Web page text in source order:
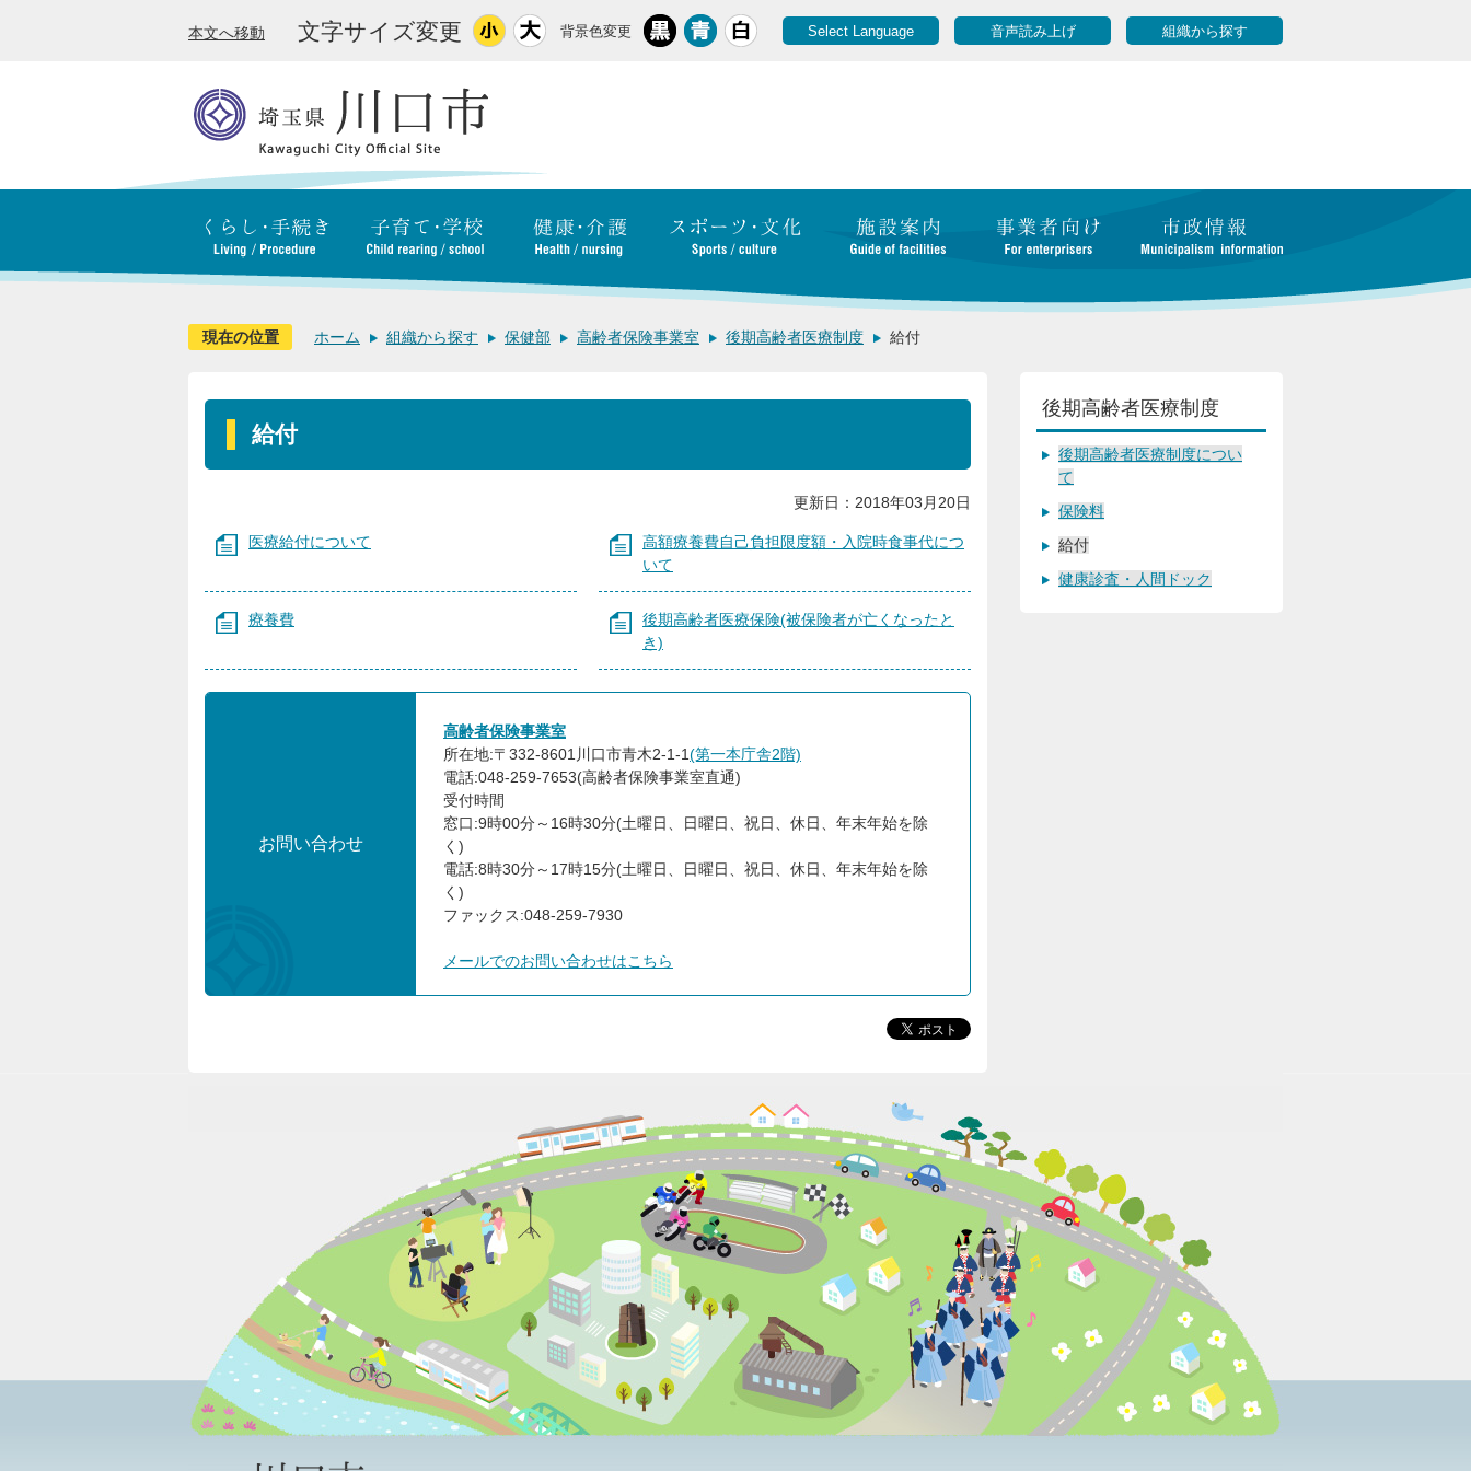
本文へ移動 文字サイズ変更 背景色変更 Select Language 音声読み上げ 組織から探す
現在の位置 ホーム 組織から探す 保健部 高齢者保険事業室 後期高齢者医療制度 給付
給付
更新日：2018年03月20日
医療給付について
高額療養費自己負担限度額・入院時食事代につ
いて
療養費
後期高齢者医療保険(被保険者が亡くなったと
き)
お問い合わせ
高齢者保険事業室
所在地:〒332-8601川口市青木2-1-1(第一本庁舎2階)
電話:048-259-7653(高齢者保険事業室直通)
受付時間
窓口:9時00分～16時30分(土曜日、日曜日、祝日、休日、年末年始を除
く)
電話:8時30分～17時15分(土曜日、日曜日、祝日、休日、年末年始を除
く)
ファックス:048-259-7930
メールでのお問い合わせはこちら
後期高齢者医療制度
後期高齢者医療制度につい
て
保険料
給付
健康診査・人間ドック